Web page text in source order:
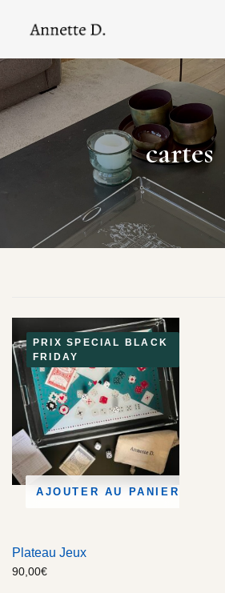
cartes
PRIX SPECIAL BLACK
FRIDAY
AJOUTER AU PANIER
Plateau Jeux
90,00€